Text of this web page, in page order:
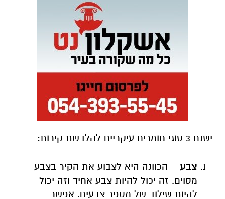
ישנם 3 סוגי חומרים עיקריים להלבשת קירות:
צבע – הכוונה היא לצבוע את הקיר בצבע
מסוים. זה יכול להיות צבע אחיד וזה יכול
להיות שילוב של מספר צבעים. אפשר